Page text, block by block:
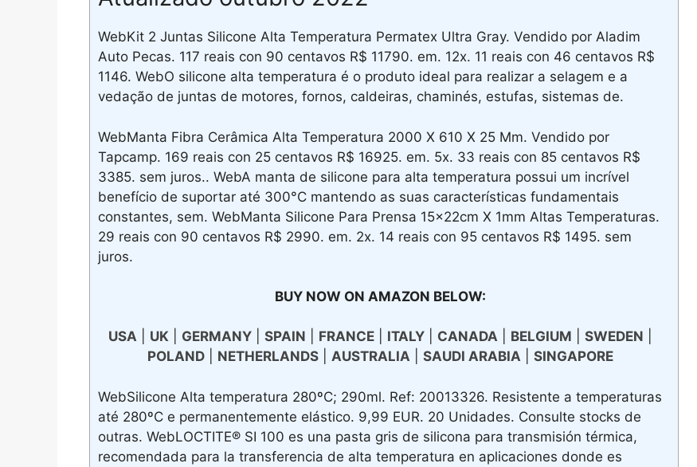
WebKit 2 Juntas Silicone Alta Temperatura Permatex Ultra Gray. Vendido por Aladim
Auto Pecas. 117 reais con 90 centavos R$ 11790. em. 12x. 11 reais con 46 centavos R$
1146. WebO silicone alta temperatura é o produto ideal para realizar a selagem e a
vedação de juntas de motores, fornos, caldeiras, chaminés, estufas, sistemas de.
WebManta Fibra Cerâmica Alta Temperatura 2000 X 610 X 25 Mm. Vendido por
Tapcamp. 169 reais con 25 centavos R$ 16925. em. 5x. 33 reais con 85 centavos R$
3385. sem juros.. WebA manta de silicone para alta temperatura possui um incrível
benefício de suportar até 300°C mantendo as suas características fundamentais
constantes, sem. WebManta Silicone Para Prensa 15x22cm X 1mm Altas Temperaturas.
29 reais con 90 centavos R$ 2990. em. 2x. 14 reais con 95 centavos R$ 1495. sem
juros.
BUY NOW ON AMAZON BELOW:
USA| UK| GERMANY| SPAIN FRANCE| ITALY| CANADA| BELGIUM SWEDEN
POLAND| NETHERLANDS| AUSTRALIA| SAUDI ARABIA| SINGAPORE
WebSilicone Alta temperatura 280ºC; 290ml. Ref: 20013326. Resistente a temperaturas
até 280ºC e permanentemente elástico. 9,99 EUR. 20 Unidades. Consulte stocks de
outras. WebLOCTITE® SI 100 es una pasta gris de silicona para transmisión térmica,
recomendada para la transferencia de alta temperatura en aplicaciones donde es